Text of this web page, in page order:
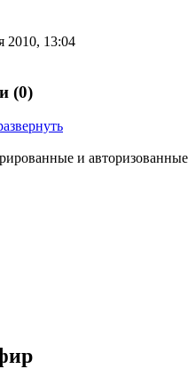
2010, 13:04
(0)
и